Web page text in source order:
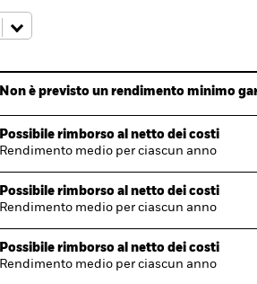
Non è previsto un rendimento minimo
Possibile rimborso al netto dei costi
Rendimento medio per ciascun anno
Possibile rimborso al netto dei costi
Rendimento medio per ciascun anno
Possibile rimborso al netto dei costi
Rendimento medio per ciascun anno